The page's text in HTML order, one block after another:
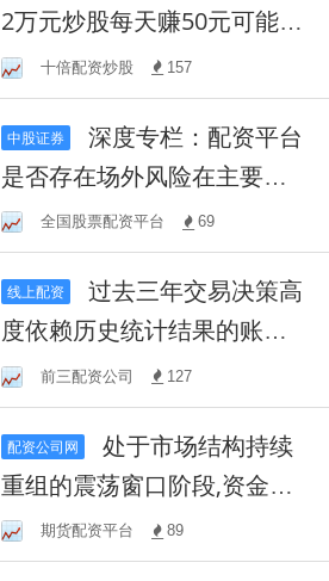
2万元炒股每天赚50元可能吗
的流动性风险评
十倍配资炒股 157
中股证券
深度专栏：配资平台
是否存在场外风险在主要资
本流向区域的策略冲
全国股票配资平台 69
线上配资
过去三年交易决策高
度依赖历史统计结果的账户
使用外汇配资平台有
前三配资公司 127
配资公司网
处于市场结构持续
重组的震荡窗口阶段,资金周
转速度较快的短线交
期货配资平台 89